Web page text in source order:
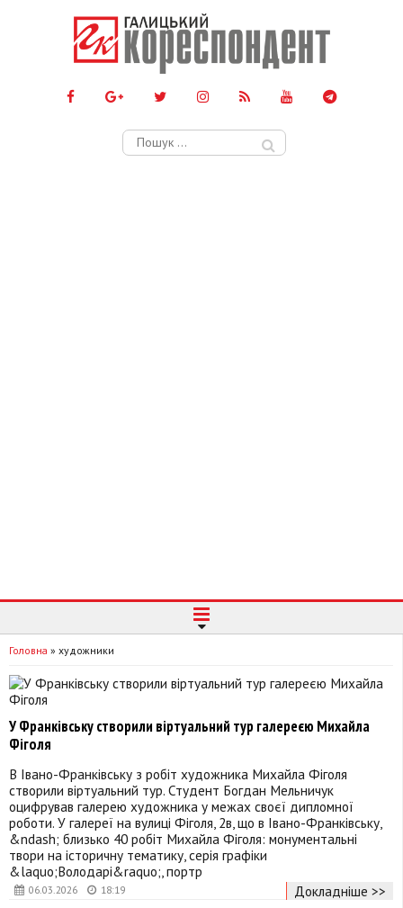
Пошук:
Головна » художники
06.03.2026 18:19
У Франківську створили віртуальний тур галереєю Михайла
Фіголя
В Івано-Франківську з робіт художника Михайла Фіголя
створили віртуальний тур. Студент Богдан Мельничук
оцифрував галерею художника у межах своєї дипломної
роботи. У галереї на вулиці Фiголя, 2в, що в Івано-Франківську,
&ndash; близько 40 робіт Михайла Фіголя: монументальні
твори на історичну тематику, серія графіки
&laquo;Володарі&raquo;, портр
Докладніше >>